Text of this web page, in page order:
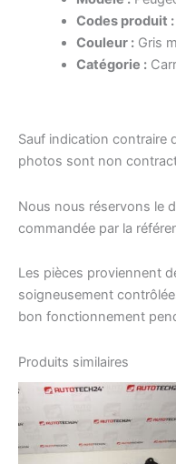
Codes produit :
Couleur :Gris
Catégorie :
Sauf indication contraire
photos sont non
Nous nous réservons le
commandée par la
Les pièces proviennent
soigneusement
bon fonctionnement
Produits similaires